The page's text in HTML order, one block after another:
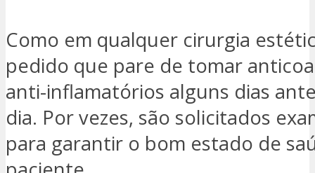
Como em qualquer cirurgia
pedido que pare de tomar
anti-inflamatórios alguns dias
dia. Por vezes, são solicitados
para garantir o bom estado de